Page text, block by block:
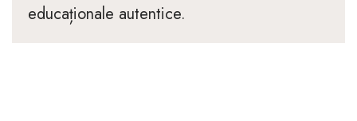
educaționale autentice.